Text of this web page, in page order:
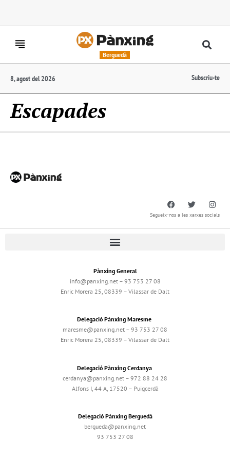
Berguedà
8, agost del 2026 Subscriu-te
Escapades
Segueix-nos a les xarxes socials
Pànxing General
info@panxing.net – 93 753 27 08
Enric Morera 25, 08339 – Vilassar de Dalt
Delegació Pànxing Maresme
maresme@panxing.net – 93 753 27 08
Enric Morera 25, 08339 – Vilassar de Dalt
Delegació Pànxing Cerdanya
cerdanya@panxing.net – 972 88 24 28
Alfons I, 44 A, 17520 – Puigcerdà
Delegació Pànxing Berguedà
bergueda@panxing.net
93 753 27 08